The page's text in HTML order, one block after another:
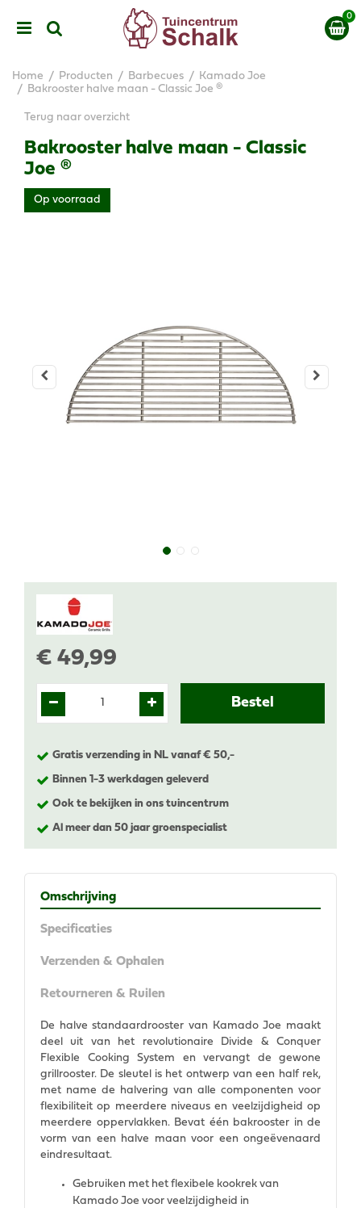
Home Producten Barbecues
Kamado Joe
Bakrooster halve maan - Classic Joe ®
Terug naar overzicht
Bakrooster halve maan - Classic
Joe ®
Op voorraad
€ 49,99
Gratis verzending in NL vanaf € 50,-
Binnen 1-3 werkdagen geleverd
Ook te bekijken in ons tuincentrum
Al meer dan 50 jaar groenspecialist
Omschrijving
Specificaties
Verzenden & Ophalen
Retourneren & Ruilen
De halve standaardrooster van Kamado Joe maakt
deel uit van het revolutionaire Divide & Conquer
Flexible Cooking System en vervangt de gewone
grillrooster. De sleutel is het ontwerp van een half rek,
met name de halvering van alle componenten voor
flexibiliteit op meerdere niveaus en veelzijdigheid op
meerdere oppervlakken. Bevat één bakrooster in de
vorm van een halve maan voor een ongeëvenaard
eindresultaat.
Gebruiken met het flexibele kookrek van
Kamado Joe voor veelzijdigheid in